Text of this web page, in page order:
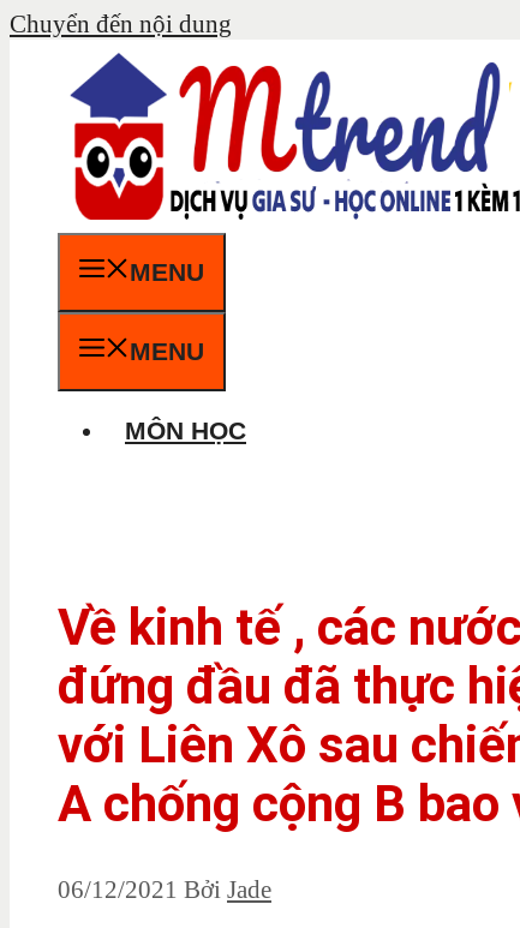
Chuyển đến nội dung
MENU
MENU
MÔN HỌC
Về kinh tế , các
đứng đầu đã thực
với Liên Xô sau
A chống cộng B bao
06/12/2021 Bởi Jade